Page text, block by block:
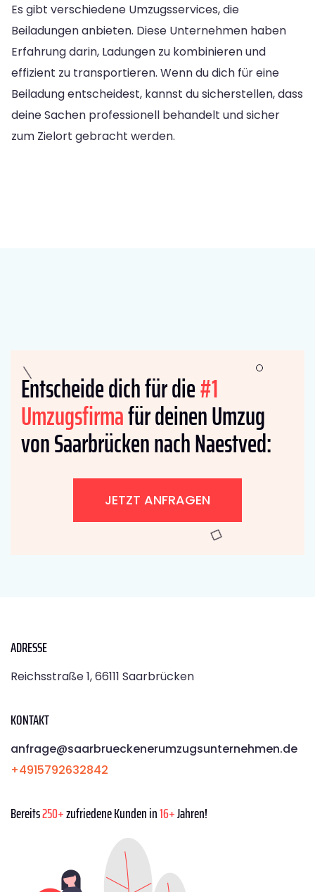
Es gibt verschiedene Umzugsservices, die
Beiladungen anbieten. Diese Unternehmen haben
Erfahrung darin, Ladungen zu kombinieren und
effizient zu transportieren. Wenn du dich für eine
Beiladung entscheidest, kannst du sicherstellen, dass
deine Sachen professionell behandelt und sicher
zum Zielort gebracht werden.
Entscheide dich für die#1
Umzugsfirmafür deinen Umzug
von Saarbrücken nach Naestved:
JETZT ANFRAGEN
ADRESSE
Reichsstraße 1, 66111 Saarbrücken
KONTAKT
anfrage@saarbrueckenerumzugsunternehmen.de
+4915792632842
Bereits250+zufriedene Kunden in16+Jahren!